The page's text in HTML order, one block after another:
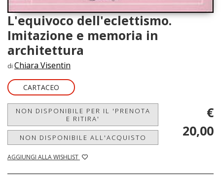
L'equivoco dell'eclettismo.
Imitazione e memoria in
architettura
di Chiara Visentin
CARTACEO
NON DISPONIBILE PER IL 'PRENOTA
E RITIRA'
NON DISPONIBILE ALL'ACQUISTO
AGGIUNGI ALLA WISHLIST
€
20,00